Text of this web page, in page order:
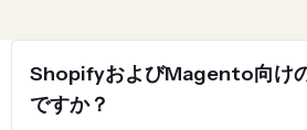
ShopifyおよびMagento向け
ですか？